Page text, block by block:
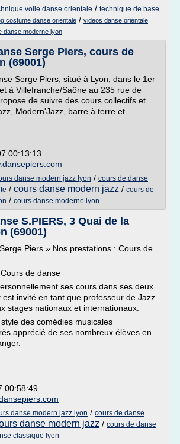
voile danse orientale / technique de base
costume danse orientale / videos danse orientale
danse moderne lyon
Serge Piers, cours de
(69001)
Serge Piers, situé à Lyon, dans le 1er
à Villefranche/Saône au 235 rue de
de suivre des cours collectifs et
Modern'Jazz, barre à terre et
00:13:13
danse modern jazz lyon / cours de danse
/ cours danse modern jazz / cours de
/ cours danse moderne lyon
S.PIERS, 3 Quai de la
(69001)
Piers » Nos prestations : Cours de
de danse
ses cours dans ses deux
est invité en tant que professeur de Jazz
stages nationaux et internationaux.
des comédies musicales
apprécié de ses nombreux élèves en
00:58:49
danse modern jazz lyon / cours de danse
danse modern jazz / cours de danse
classique lyon